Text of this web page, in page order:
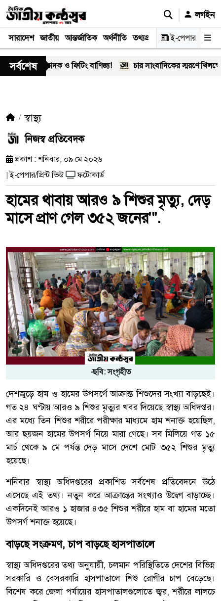
লগইন
সারাদেশ জাতীয় আন্তর্জাতিক অর্থনীতি তথ্যপ্রযুক্তি স্বাস্থ্য আইন-
ই-পেপার
সর্বশেষ
মাদক ও ফিটিং বাণিজ্য! চার সাংবাদিকের স্মরণে খিলক্ষেত প্রেস
স্বাস্থ্য
নিজস্ব প্রতিবেদক
প্রকাশ : শনিবার, ০৯ মে ২০২৬
| ই-পেপার/প্রিন্ট ভিউ ফটোকার্ড
হামের থাবায় আরও ৯ শিশুর মৃত্যু, দেড়
মাসে প্রাণ গেল ৩৫২ জনের'".
-ছবি: সংগৃহীত
দেশজুড়ে হাম ও হামের উপসর্গে আক্রান্ত শিশুদের সংখ্যা বাড়ছেই।
গত ২৪ ঘণ্টায় আরও ৯ শিশুর মৃত্যুর খবর দিয়েছে স্বাস্থ্য অধিদপ্তর।
এর মধ্যে তিন শিশুর শরীরে পরীক্ষার মাধ্যমে হাম শনাক্ত হয়েছিল,
আর ছয়জন হামের উপসর্গ নিয়ে মারা গেছে। সব মিলিয়ে গত ১৫
মার্চ থেকে ৯ মে পর্যন্ত দেড় মাসে দেশে মোট ৩৫২ শিশুর মৃত্যু
হয়েছে।
শনিবার স্বাস্থ্য অধিদপ্তরের প্রকাশিত সর্বশেষ প্রতিবেদনে উঠে
এসেছে এই তথ্য। নতুন করে আক্রান্তের সংখ্যাও উদ্বেগ বাড়াচ্ছে।
একদিনেই আরও ১ হাজার ৪৩৫ শিশুর শরীরে হাম বা হামের মতো
উপসর্গ শনাক্ত হয়েছে।
বাড়ছে সংক্রমণ, চাপ বাড়ছে হাসপাতালে
স্বাস্থ্য অধিদপ্তরের তথ্য অনুযায়ী, চলমান পরিস্থিতিতে দেশের বিভিন্ন
সরকারি ও বেসরকারি হাসপাতালে শিশু রোগীর চাপ বেড়েছে।
বিশেষ করে জেলা পর্যায়ের হাসপাতালগুলোতে জ্বর, শরীরে লালচে